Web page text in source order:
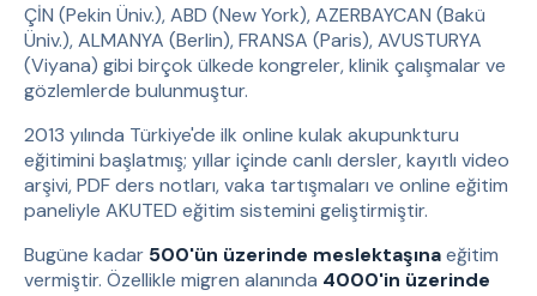
ÇİN (Pekin Üniv.), ABD (New York), AZERBAYCAN (Bakü
Üniv.), ALMANYA (Berlin), FRANSA (Paris), AVUSTURYA
(Viyana) gibi birçok ülkede kongreler, klinik çalışmalar ve
gözlemlerde bulunmuştur.
2013 yılında Türkiye'de ilk online kulak akupunkturu
eğitimini başlatmış; yıllar içinde canlı dersler, kayıtlı video
arşivi, PDF ders notları, vaka tartışmaları ve online eğitim
paneliyle AKUTED eğitim sistemini geliştirmiştir.
Bugüne kadar 500'ün üzerinde meslektaşınaeğitim
vermiştir. Özellikle migren alanında 4000'in üzerinde